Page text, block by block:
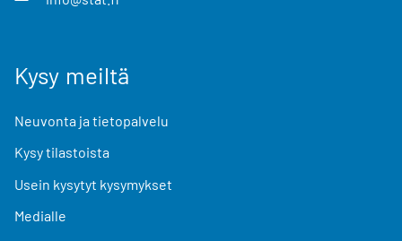
Kysy meiltä
Neuvonta ja tietopalvelu
Kysy tilastoista
Usein kysytyt kysymykset
Medialle